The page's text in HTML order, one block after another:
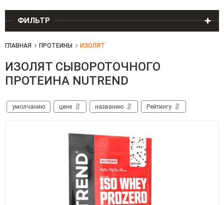
ФИЛЬТР
ГЛАВНАЯ ПРОТЕИНЫ ИЗОЛЯТ
ИЗОЛЯТ СЫВОРОТОЧНОГО
ПРОТЕИНА NUTREND
умолчанию цене названию Рейтингу